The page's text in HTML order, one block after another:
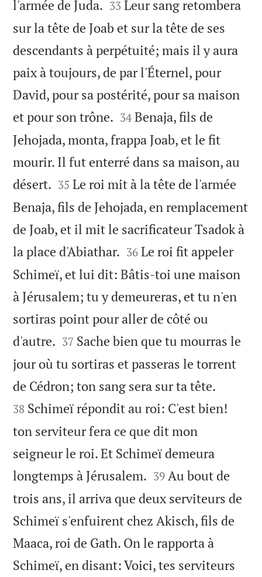
l'armée de Juda. 

33 Leur sang retombera
sur la tête de Joab et sur la tête de ses
descendants à perpétuité; mais il y aura
paix à toujours, de par l'Éternel, pour
David, pour sa postérité, pour sa maison
et pour son trône. 

34 Benaja, fils de
Jehojada, monta, frappa Joab, et le fit
mourir. Il fut enterré dans sa maison, au
désert. 

35 Le roi mit à la tête de l'armée
Benaja, fils de Jehojada, en remplacement
de Joab, et il mit le sacrificateur Tsadok à
la place d'Abiathar. 

36 Le roi fit appeler
Schimeï, et lui dit: Bâtis-toi une maison
à Jérusalem; tu y demeureras, et tu n'en
sortiras point pour aller de côté ou
d'autre. 

37 Sache bien que tu mourras le
jour où tu sortiras et passeras le torrent
de Cédron; ton sang sera sur ta tête.
38 Schimeï répondit au roi: C'est bien!
ton serviteur fera ce que dit mon
seigneur le roi. Et Schimeï demeura
longtemps à Jérusalem. 

39 Au bout de
trois ans, il arriva que deux serviteurs de
Schimeï s'enfuirent chez Akisch, fils de
Maaca, roi de Gath. On le rapporta à
Schimeï, en disant: Voici, tes serviteurs